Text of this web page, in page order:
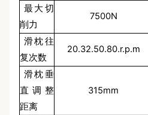
最大切
削力
7500N
滑枕往
复次数
20.32.50.80.r.p.m
滑枕垂
直调整
距离
315mm